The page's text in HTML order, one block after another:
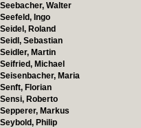
Seebacher, Walter
Seefeld, Ingo
Seidel, Roland
Seidl, Sebastian
Seidler, Martin
Seifried, Michael
Seisenbacher, Maria
Senft, Florian
Sensi, Roberto
Sepperer, Markus
Seybold, Philip